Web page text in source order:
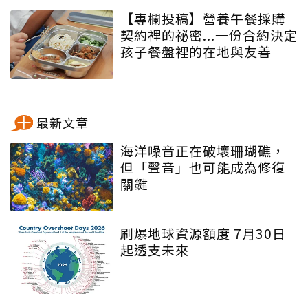
【專欄投稿】營養午餐採購
契約裡的祕密...一份合約決定
孩子餐盤裡的在地與友善
最新文章
海洋噪音正在破壞珊瑚礁，
但「聲音」也可能成為修復
關鍵
刷爆地球資源額度 7月30日
起透支未來